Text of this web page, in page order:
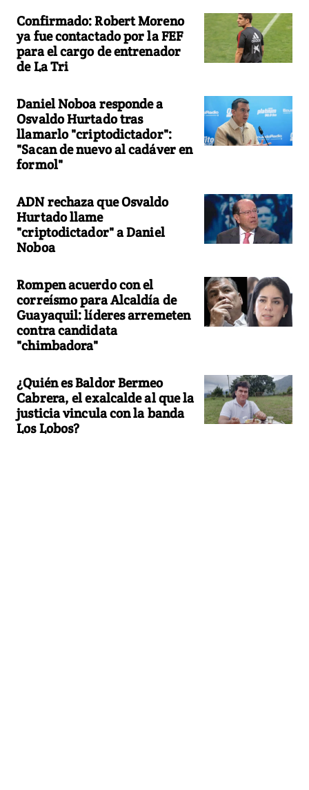
Confirmado: Robert Moreno
ya fue contactado por la FEF
para el cargo de entrenador
de La Tri
Daniel Noboa responde a
Osvaldo Hurtado tras
llamarlo "criptodictador":
"Sacan de nuevo al cadáver en
formol"
ADN rechaza que Osvaldo
Hurtado llame
"criptodictador" a Daniel
Noboa
Rompen acuerdo con el
correísmo para Alcaldía de
Guayaquil: líderes arremeten
contra candidata
"chimbadora"
¿Quién es Baldor Bermeo
Cabrera, el exalcalde al que la
justicia vincula con la banda
Los Lobos?